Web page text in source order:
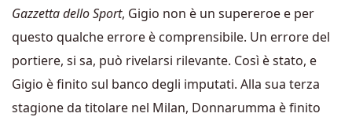
Gazzetta dello Sport, Gigio non è un supereroe e per
questo qualche errore è comprensibile. Un errore del
portiere, si sa, può rivelarsi rilevante. Così è stato, e
Gigio è finito sul banco degli imputati. Alla sua terza
stagione da titolare nel Milan, Donnarumma è finito